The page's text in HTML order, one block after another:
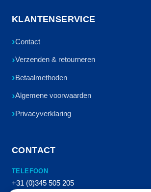
KLANTENSERVICE
Contact
Verzenden & retourneren
Betaalmethoden
Algemene voorwaarden
Privacyverklaring
CONTACT
TELEFOON
+31 (0)345 505 205